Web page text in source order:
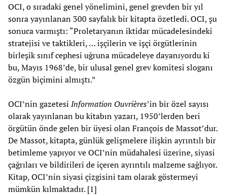
OCI, o sıradaki genel yönelimini, genel grevden bir yıl
sonra yayınlanan 300 sayfalık bir kitapta özetledi. OCI, şu
sonuca varmıştı: “Proletaryanın iktidar mücadelesindeki
stratejisi ve taktikleri, … işçilerin ve işçi örgütlerinin
birleşik sınıf cephesi uğruna mücadeleye dayanıyordu ki
bu, Mayıs 1968’de, bir ulusal genel grev komitesi sloganı
özgün biçimini almıştı.”
OCI’nin gazetesi Information Ouvrières’in bir özel sayısı
olarak yayınlanan bu kitabın yazarı, 1950’lerden beri
örgütün önde gelen bir üyesi olan François de Massot’dur.
De Massot, kitapta, günlük gelişmelere ilişkin ayrıntılı bir
betimleme yapıyor ve OCI’nin müdahalesi üzerine, siyasi
çağrıları ve bildirileri de içeren ayrıntılı malzeme sağlıyor.
Kitap, OCI’nin siyasi çizgisini tam olarak göstermeyi
mümkün kılmaktadır. [1]